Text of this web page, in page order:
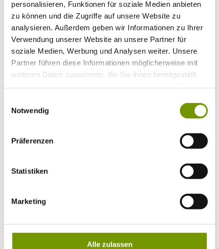
personalisieren, Funktionen für soziale Medien anbieten
zu können und die Zugriffe auf unsere Website zu
analysieren. Außerdem geben wir Informationen zu Ihrer
Verwendung unserer Website an unsere Partner für
soziale Medien, Werbung und Analysen weiter. Unsere
Partner führen diese Informationen möglicherweise mit
weiteren Daten zusammen, die Sie ihnen bereitgestellt
Notwendig
Präferenzen
Statistiken
Marketing
Alle zulassen
* Plichtfeld
VOLLTEXTSUCHE
WETTER & WASSERTEMPERATUR
Heute
Klar/Sonnig25°C
Morgen
30°C
Di 11.08
29°C
Wassertemperatur
26°CStrandbad Seeteufel
WEBCAM